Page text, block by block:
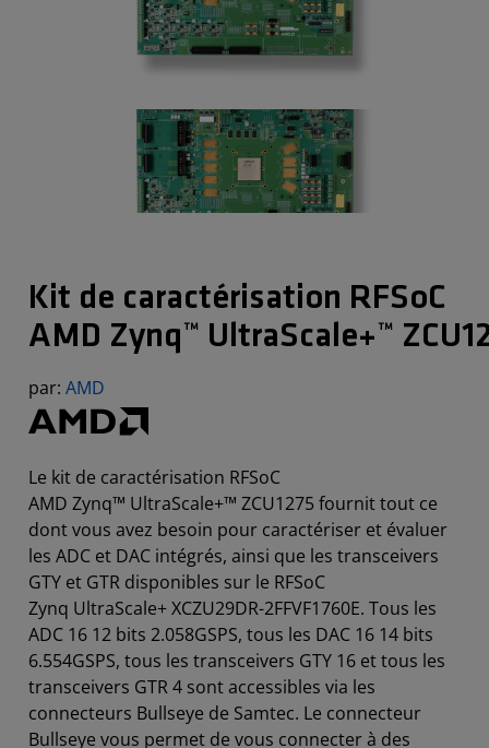
Kit de caractérisation RFSoC
AMD Zynq™ UltraScale+™
par: AMD
Le kit de caractérisation RFSoC
AMD Zynq™ UltraScale+™ ZCU1275 fournit tout ce
dont vous avez besoin pour caractériser et évaluer
les ADC et DAC intégrés, ainsi que les transceivers
GTY et GTR disponibles sur le RFSoC
Zynq UltraScale+ XCZU29DR-2FFVF1760E. Tous les
ADC 16 12 bits 2.058GSPS, tous les DAC 16 14 bits
6.554GSPS, tous les transceivers GTY 16 et tous les
transceivers GTR 4 sont accessibles via les
connecteurs Bullseye de Samtec. Le connecteur
Bullseye vous permet de vous connecter à des